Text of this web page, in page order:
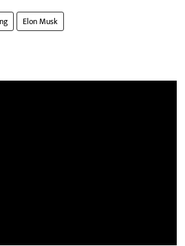
Elon Musk